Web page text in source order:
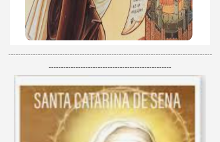
-----------------------------------------------------------------------------------
--------------------------------------------------